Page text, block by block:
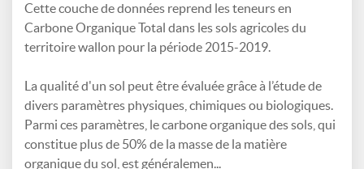
Cette couche de données reprend les teneurs en
Carbone Organique Total dans les sols agricoles du
territoire wallon pour la période 2015-2019.
La qualité d'un sol peut être évaluée grâce à l’étude de
divers paramètres physiques, chimiques ou biologiques.
Parmi ces paramètres, le carbone organique des sols, qui
constitue plus de 50% de la masse de la matière
organique du sol, est généralemen...